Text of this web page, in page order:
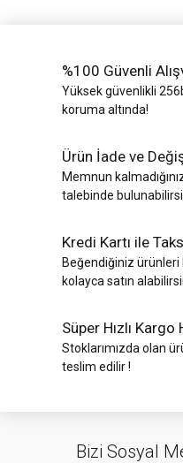
%100 Güvenli
Yüksek güvenlikli
koruma altında!
Ürün İade ve
Memnun
talebinde
Kredi Kartı ile
Beğendiğiniz ürünleri
kolayca satın
Süper Hızlı
Stoklarımızda olan
teslim edilir !
Bizi Sosyal